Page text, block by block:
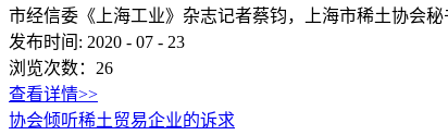
市经信委《上海工业》杂志记者蔡钧，上海市稀土协会秘
发布时间: 2020 - 07 - 23
浏览次数： 26
查看详情>>
协会倾听稀土贸易企业的诉求